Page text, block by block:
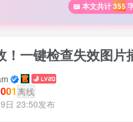
📖 本文共计355
！一键检查失效图片
离线
日 23:50发布